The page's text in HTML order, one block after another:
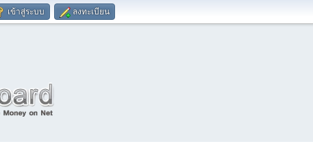
เข้าสู่ระบบ ลงทะเบียน